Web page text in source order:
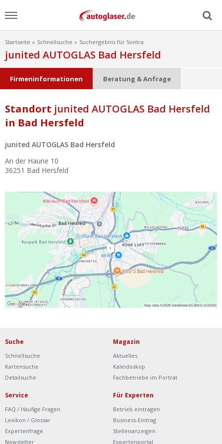
Menu
Home
Ratgeber
Scheibensuche
FAQ
Ist Ihre Werkstatt schon dabei?
Kostenlos eintragen
Werkstatt Login
Startseite Schnellsuche Suchergebnis für Sontra
junited AUTOGLAS Bad Hersfeld
Firmeninformationen Beratung & Anfrage
Standort junited AUTOGLAS Bad Hersfeld
in Bad Hersfeld
junited AUTOGLAS Bad Hersfeld
An der Haune 10
36251 Bad Hersfeld
Suche
Schnellsuche
Kartensuche
Detailsuche
Magazin
Aktuelles
Kaleidoskop
Fachbetriebe im Porträt
Service
FAQ / Häufige Fragen
Lexikon / Glossar
Expertenfrage
Newsletter
Für Experten
Betrieb eintragen
Business-Eintrag
Stellenanzeigen
Expertenportal